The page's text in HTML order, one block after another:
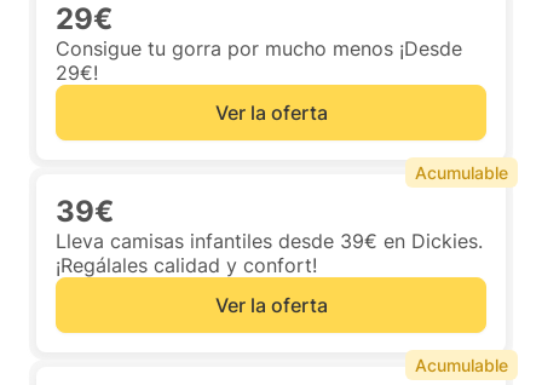
29€
Consigue tu gorra por mucho menos ¡Desde
29€!
Ver la oferta
39€
Lleva camisas infantiles desde 39€ en Dickies.
¡Regálales calidad y confort!
Ver la oferta
Acumulable
Acumulable